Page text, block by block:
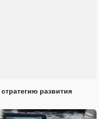
развития